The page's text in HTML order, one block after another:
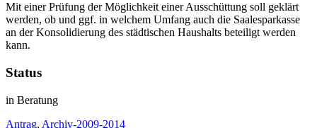
Mit einer Prüfung der Möglichkeit einer Ausschüttung soll geklärt
werden, ob und ggf. in welchem Umfang auch die Saalesparkasse
an der Konsolidierung des städtischen Haushalts beteiligt werden
kann.
Status
in Beratung
Antrag, Archiv-2009-2014